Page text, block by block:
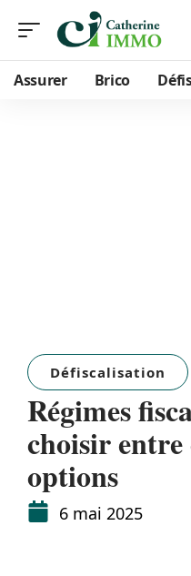
Assurer Brico
Défiscalisation
Régimes
choisir entre
options
6 mai 2025